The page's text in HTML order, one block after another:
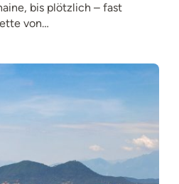
bis plötzlich – fast
von…